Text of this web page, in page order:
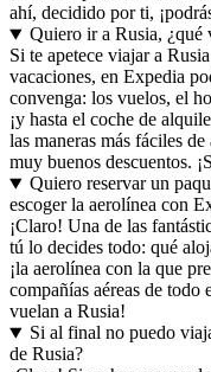
ahí, decidido por ti,
Quiero ir a Rusia, ¿qué
Si te apetece viajar a
vacaciones, en Expedia
convenga: los vuelos, el
¡y hasta el coche de
las maneras más fáciles
muy buenos descuentos.
Quiero reservar un
escoger la aerolínea con
¡Claro! Una de las
tú lo decides todo: qué
¡la aerolínea con la que
compañías aéreas de todo
vuelan a Rusia!
Si al final no puedo
de Rusia?